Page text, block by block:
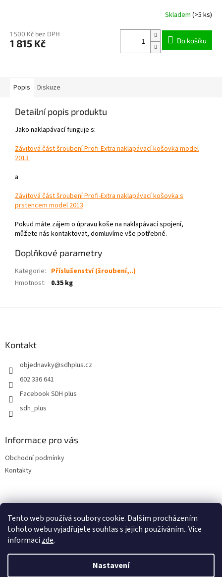
Tento web používá soubory cookie. Dalším procházením
tohoto webu vyjadřujete souhlas s jejich používáním.. Více
informacízde.
Nastavení
Skladem (>5 ks)
1 500 Kč bez DPH
1 815 Kč Do košíku
Popis Diskuze
Detailní popis produktu
Jako naklapávací funguje s:
Závitová část šroubení Profi-Extra naklapávací košovka model
2013
a
Závitová část šroubení Profi-Extra naklapávací košovka s
prstencem model 2013
Pokud máte zájem o úpravu koše na naklapávací spojení,
můžete nás kontaktovat, domluvíme vše potřebné.
Doplňkové parametry
Kategorie: Příslušenství (šroubení,..)
Hmotnost: 0.35 kg
Kontakt
objednavky@sdhplus.cz
602 336 641
Facebook SDH plus
sdh_plus
Informace pro vás
Obchodní podmínky
Kontakty